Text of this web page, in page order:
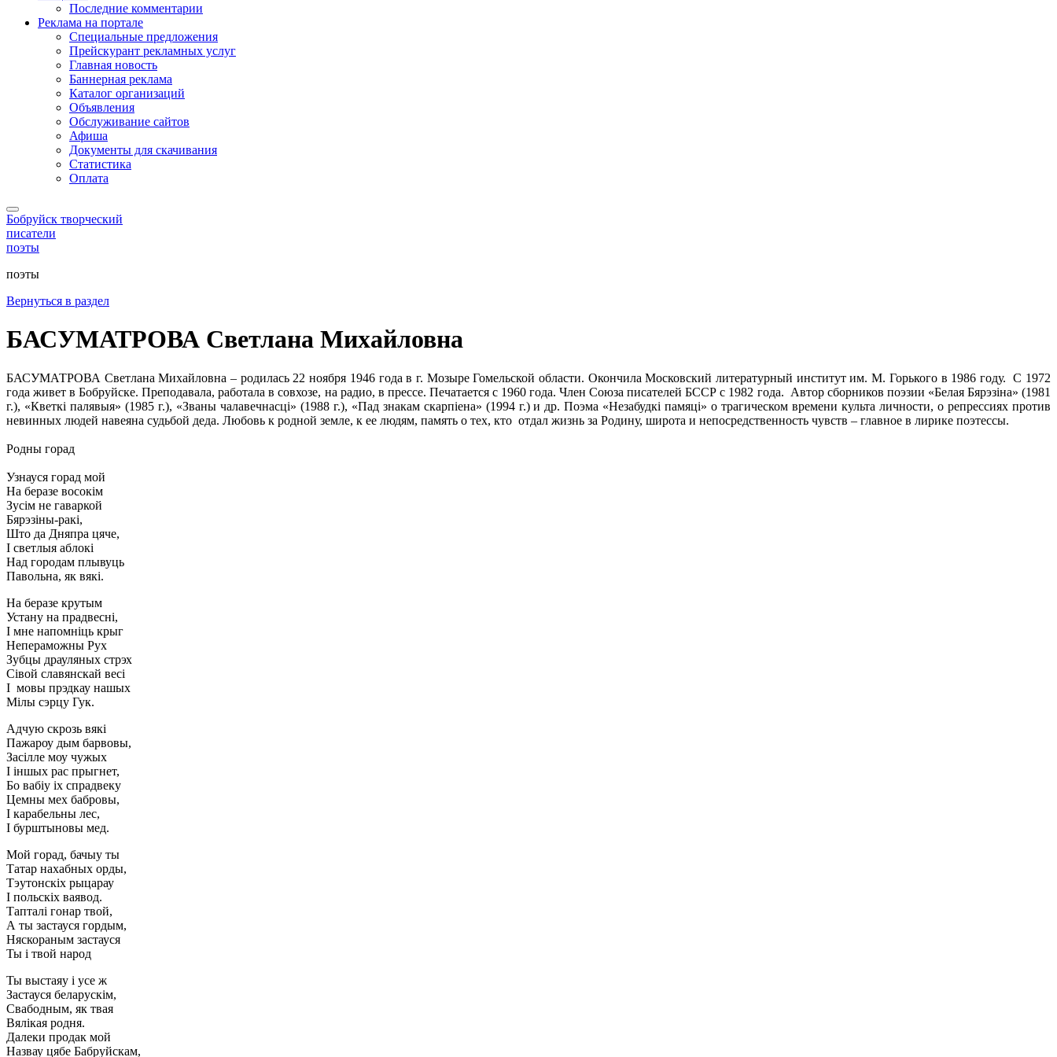
Последние комментарии
Реклама на портале
Специальные предложения
Прейскурант рекламных услуг
Главная новость
Баннерная реклама
Каталог организаций
Объявления
Обслуживание сайтов
Афиша
Документы для скачивания
Статистика
Оплата
Бобруйск творческий
писатели
поэты
поэты
Вернуться в раздел
БАСУМАТРОВА Светлана Михайловна
­­­­БАСУМАТРОВА Светлана Михайловна – родилась 22 ноября 1946 года в г. Мозыре Гомельской области. Окончила Московский литературный институт им. М. Горького в 1986 году. С 1972
года живет в Бобруйске. Преподавала, работала в совхозе, на радио, в прессе. Печатается с 1960 года. Член Союза писателей БССР с 1982 года. Автор сборников поэзии «Белая Бярэзiна» (1981
г.), «Кветкi палявыя» (1985 г.), «Званы чалавечнасцi» (1988 г.), «Пад знакам скарпiена» (1994 г.) и др. Поэма «Незабудкi памяцi» о трагическом времени культа личности, о репрессиях против
невинных людей навеяна судьбой деда. Любовь к родной земле, к ее людям, память о тех, кто отдал жизнь за Родину, широта и непосредственность чувств – главное в лирике поэтессы.
Родны горад
Узнауся горад мой
На беразе восокiм
Зусiм не гаваркой
Бярэзiны-ракi,
Што да Дняпра цяче,
I светлыя аблокi
Над городам плывуць
Павольна, як вякi.
На беразе крутым
Устану на прадвеснi,
I мне напомнiць крыг
Непераможны Рух
Зубцы драуляных стрэх
Сiвой славянскай весi
I мовы прэдкау нашых
Мiлы сэрцу Гук.
Адчую скрозь вякi
Пажароу дым барвовы,
Засiлле моу чужых
I iншых рас прыгнет,
Бо вабiу iх спрадвеку
Цемны мех бабровы,
I карабельны лес,
I бурштыновы мед.
Мой горад, бачыу ты
Татар нахабных орды,
Тэутонскiх рыцарау
I польскiх ваявод.
Тапталi гонар твой,
А ты застауся гордым,
Няскораным застауся
Ты i твой народ
Ты выстаяу i усе ж
Застауся беларускiм,
Свабодным, як твая
Вялiкая родня.
Далеки продак мой
Назвау цябе Бабруйскам,